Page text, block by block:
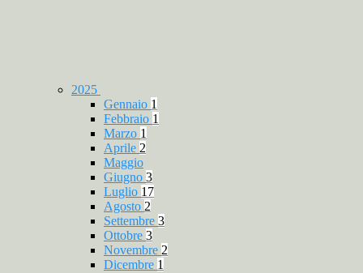
2025
Gennaio 1
Febbraio 1
Marzo 1
Aprile 2
Maggio
Giugno 3
Luglio 17
Agosto 2
Settembre 3
Ottobre 3
Novembre 2
Dicembre 1